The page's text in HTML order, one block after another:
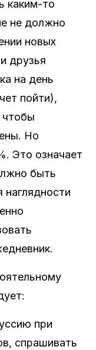
каким-то
не должно
новых
друзья
на день
пойти),
чтобы
Но
Это означает
быть
наглядности
при
спрашивать